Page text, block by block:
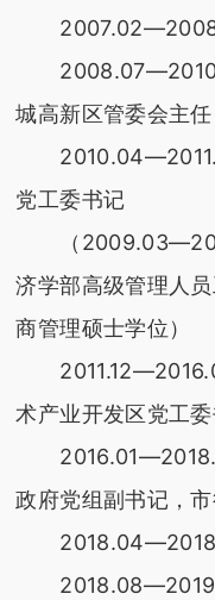
城高新区管委会主任
党工委书记
（
济学部高级管理人
商管理硕士学位）
术产业开发区党工
政府党组副书记，